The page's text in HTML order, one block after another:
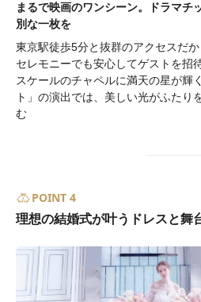
まるで映画のワンシーン。ドラマチ
別な一枚を
東京駅徒歩5分と抜群のアクセスだ
セレモニーでも安心してゲストを招
スケールのチャペルに満天の星が輝
ト」の演出では、美しい光がふたり
む
POINT 4
理想の結婚式が叶うドレスと舞